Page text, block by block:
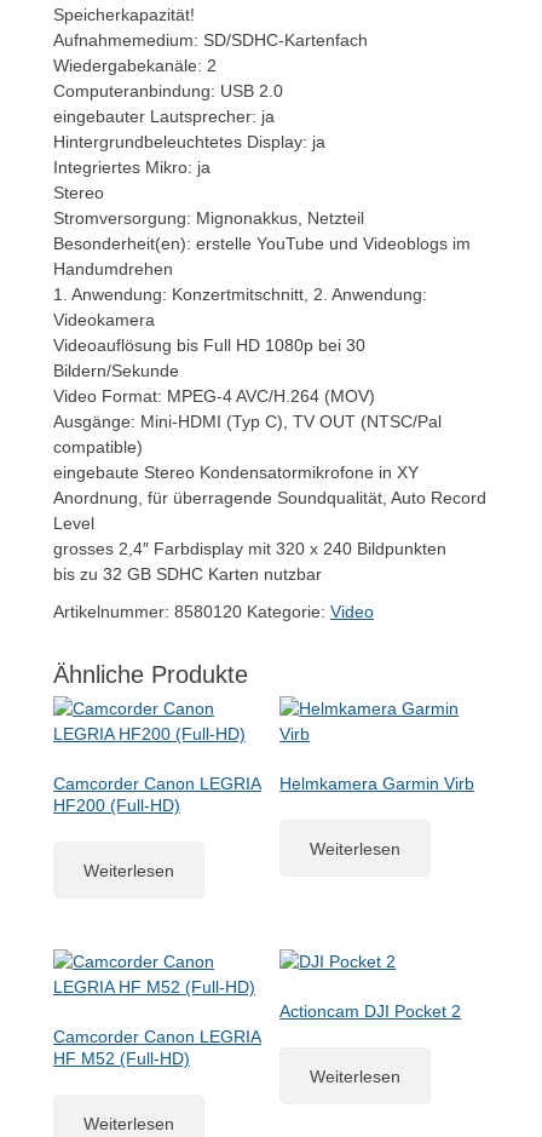
Speicherkapazität!
Aufnahmemedium: SD/SDHC-Kartenfach
Wiedergabekanäle: 2
Computeranbindung: USB 2.0
eingebauter Lautsprecher: ja
Hintergrundbeleuchtetes Display: ja
Integriertes Mikro: ja
Stereo
Stromversorgung: Mignonakkus, Netzteil
Besonderheit(en): erstelle YouTube und Videoblogs im
Handumdrehen
1. Anwendung: Konzertmitschnitt, 2. Anwendung:
Videokamera
Videoauflösung bis Full HD 1080p bei 30
Bildern/Sekunde
Video Format: MPEG-4 AVC/H.264 (MOV)
Ausgänge: Mini-HDMI (Typ C), TV OUT (NTSC/Pal
compatible)
eingebaute Stereo Kondensatormikrofone in XY
Anordnung, für überragende Soundqualität, Auto Record
Level
grosses 2,4″ Farbdisplay mit 320 x 240 Bildpunkten
bis zu 32 GB SDHC Karten nutzbar
Artikelnummer: 8580120 Kategorie: Video
Ähnliche Produkte
Camcorder Canon LEGRIA
HF200 (Full-HD)
Weiterlesen
Helmkamera Garmin Virb
Weiterlesen
Camcorder Canon LEGRIA
HF M52 (Full-HD)
Weiterlesen
Actioncam DJI Pocket 2
Weiterlesen